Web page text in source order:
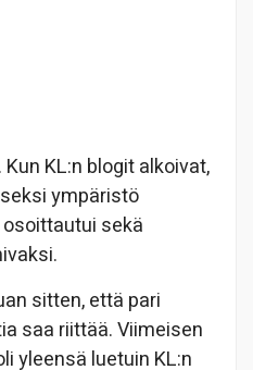
KL:n blogit alkoivat,
ympäristö
sekä
sitten, että pari
saa riittää. Viimeisen
yleensä luetuin KL:n